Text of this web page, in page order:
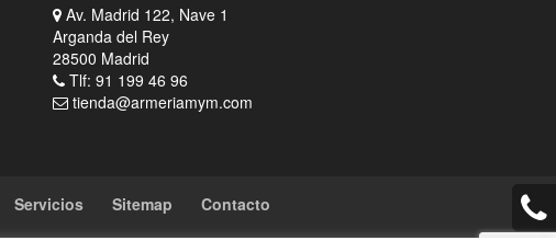
Av. Madrid 122, Nave 1
Arganda del Rey
28500 Madrid
Tlf: 91 199 46 96
tienda@armeriamym.com
Servicios Sitemap Contacto